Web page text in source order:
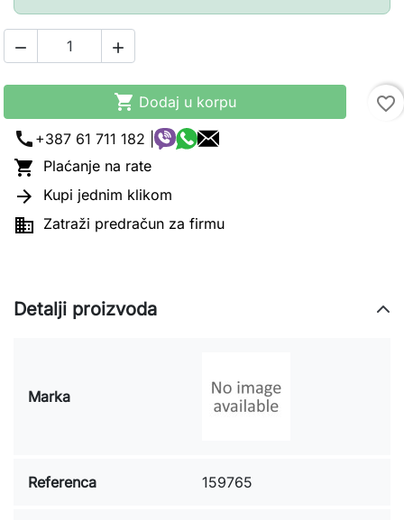
 
 Dodaj u korpu
favorite_border
call +387 61 711 182 |
 Plaćanje na rate
 Kupi jednim klikom
 Zatraži predračun za firmu
Detalji proizvoda
Marka
Referenca 159765